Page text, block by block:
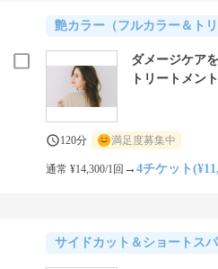
艶カラー（フルカラー＆トリ
ダメージケア
トリートメン
120分 満足度募集中
通常 ¥14,300/1回 →4チケット
サイドカット＆ショートスパ